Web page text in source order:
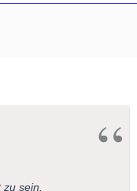
sein.